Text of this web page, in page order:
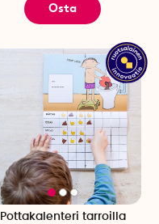
Osta
Pottakalenteri tarroilla